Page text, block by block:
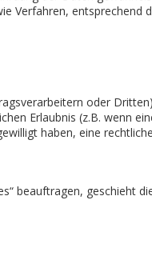
Verfahren, entsprechend
oder
Erlaubnis (z.B. wenn
haben, eine
beauftragen, geschieht